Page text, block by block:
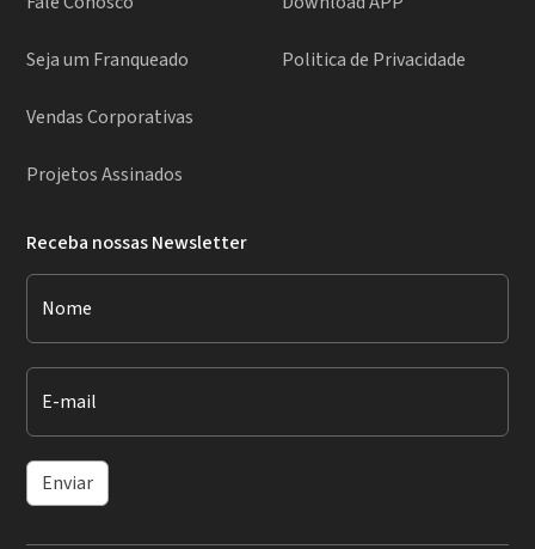
Seja um Franqueado
Vendas Corporativas
Projetos Assinados
Politica de Privacidade
Receba nossas Newsletter
Nome
E-mail
Enviar